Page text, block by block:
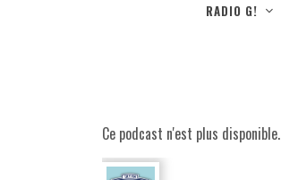
RADIO G!
Ce podcast n'est plus disponible.